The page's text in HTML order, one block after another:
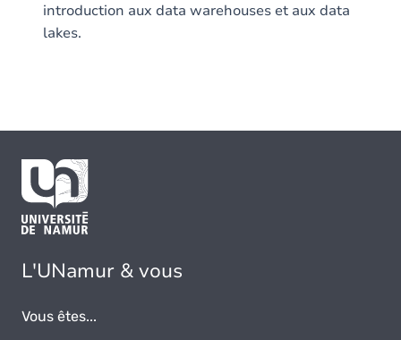
introduction aux data warehouses et aux data
lakes.
L'UNamur & vous
Vous êtes...